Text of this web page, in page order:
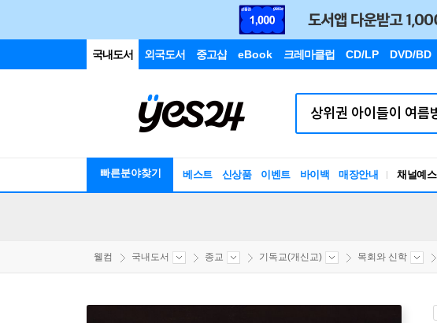
국내도서 외국도서 중고샵 eBook 크레마클럽 CD/LP DVD/BD
빠른분야찾기 베스트 신상품 이벤트 바이백 매장안내 채널예스
웰컴 국내도서 종교 기독교(개신교) 목회와 신학